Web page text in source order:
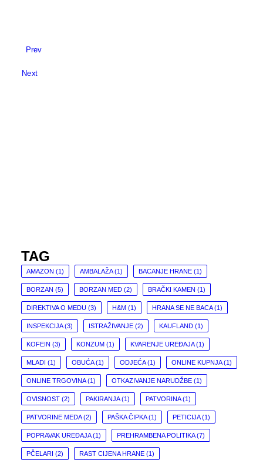
Prev
Next
TAG
AMAZON (1) AMBALAŽA(1) BACANJE HRANE (1)
BORZAN (5) BORZAN MED (2) BRAČKI KAMEN (1)
DIREKTIVA O MEDU (3) H&M (1) HRANA SE NE BACA(1)
INSPEKCIJA(3) ISTRAŽIVANJE (2) KAUFLAND (1)
KOFEIN (3) KONZUM (1) KVARENJE UREĐAJA(1)
MLADI (1) OBUĆA(1) ODJEĆA(1) ONLINE KUPNJA(1)
ONLINE TRGOVINA(1) OTKAZIVANJE NARUDŽBE (1)
OVISNOST (2) PAKIRANJA(1) PATVORINA(1)
PATVORINE MEDA(2) PAŠKA ČIPKA(1) PETICIJA(1)
POPRAVAK UREĐAJA(1) PREHRAMBENA POLITIKA(7)
PČELARI (2) RAST CIJENA HRANE (1)